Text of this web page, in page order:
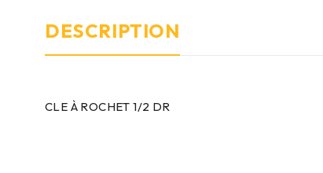
DESCRIPTION
CLE À ROCHET 1/2 DR